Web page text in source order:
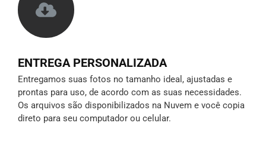
ENTREGA PERSONALIZADA
Entregamos suas fotos no tamanho ideal, ajustadas e
prontas para uso, de acordo com as suas necessidades.
Os arquivos são disponibilizados na Nuvem e você copia
direto para seu computador ou celular.